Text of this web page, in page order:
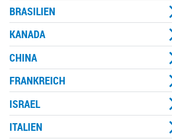
BRASILIEN
KANADA
CHINA
FRANKREICH
ISRAEL
ITALIEN